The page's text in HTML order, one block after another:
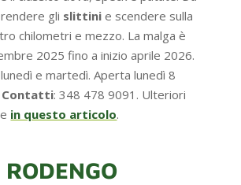
gli slittini e scendere sulla
chilometri e mezzo. La malga è
2025 fino a inizio aprile 2026.
e martedì. Aperta lunedì 8
Contatti: 348 478 9091. Ulteriori
in questo articolo.